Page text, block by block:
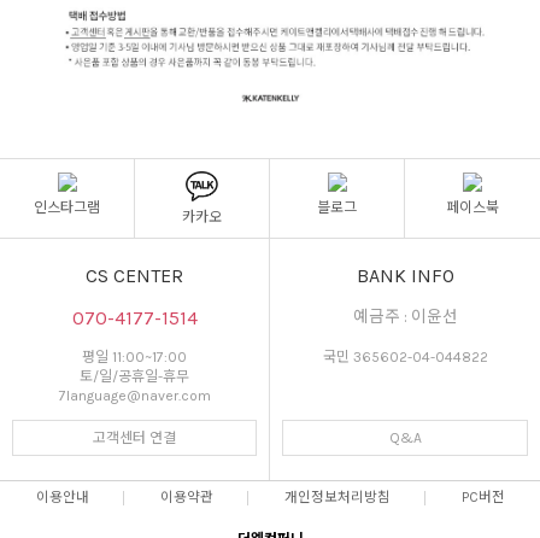
인스타그램
카카오
블로그 페이스북
CS CENTER
070-4177-1514
평일 11:00~17:00
토/일/공휴일-휴무
7language@naver.com
고객센터 연결
BANK INFO
예금주 : 이윤선
국민 365602-04-044822
Q&A
이용안내 이용약관 개인정보처리방침 PC버전